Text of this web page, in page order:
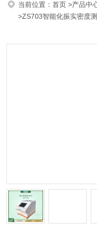
当前位置：首页>产品中
>ZS703智能化振实密度